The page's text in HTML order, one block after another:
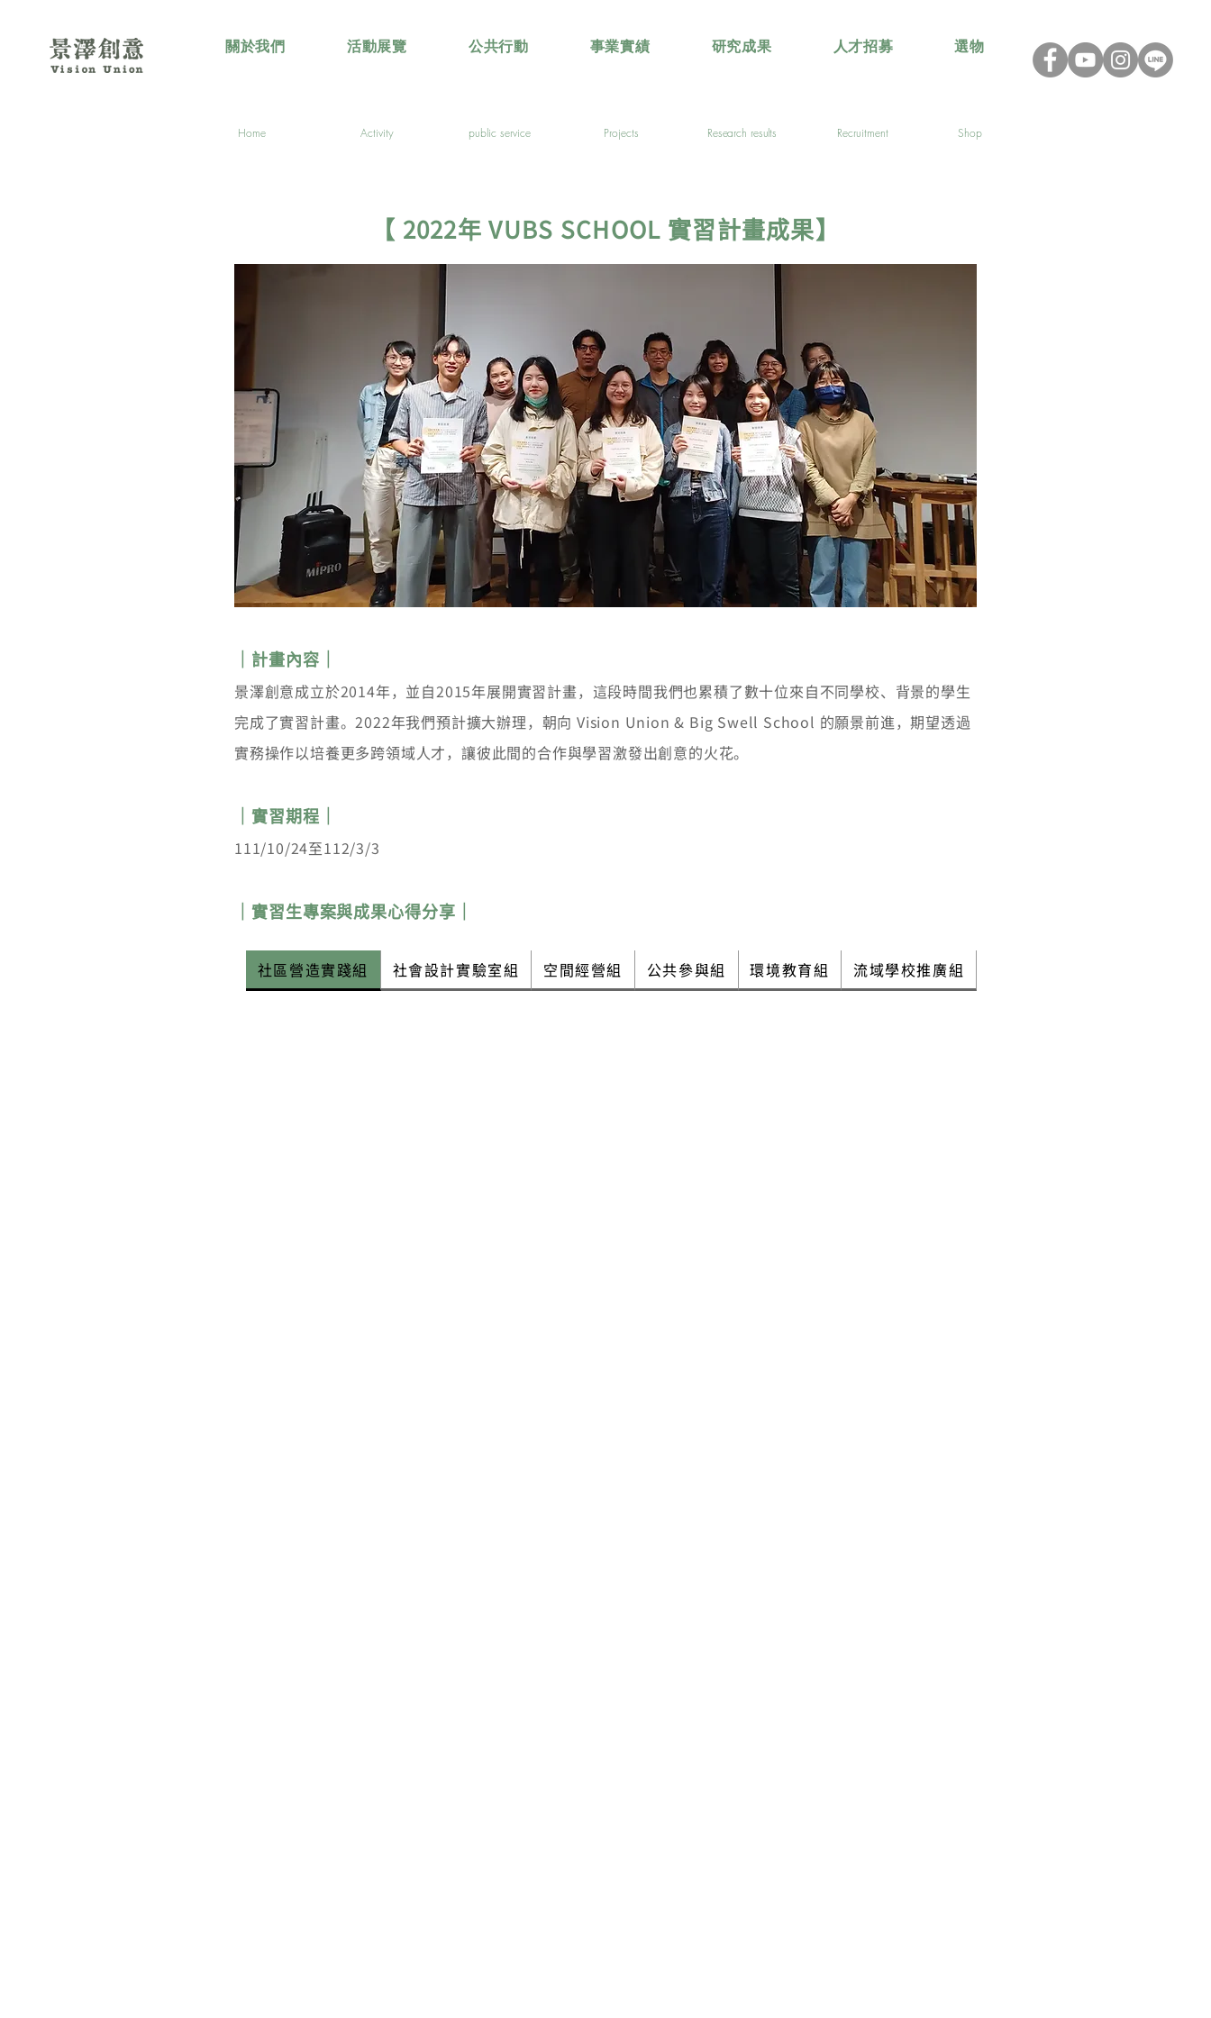
關於我們 活動展覽 公共行動 事業實績 研究成果 人才招募 選物
Home Activity public service Projects Research results Recruitment Shop
【 2022年 VUBS SCHOOL 實習計畫成果】
｜計畫內容｜
景澤創意成立於2014年，並自2015年展開實習計畫，這段時間我們也累積了數十位來自不同學校、背景的學生
完成了實習計畫。2022年我們預計擴大辦理，朝向 Vision Union & Big Swell School 的願景前進，期望透過
實務操作以培養更多跨領域人才，讓彼此間的合作與學習激發出創意的火花。
｜實習期程｜
111/10/24至112/3/3
社區營造實踐組 社會設計實驗室組 空間經營組 公共參與組 環境教育組 流域學校推廣組
｜實習生專案與成果心得分享｜